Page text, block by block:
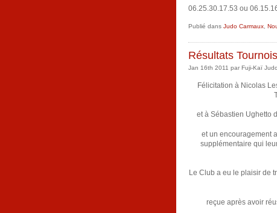
06.25.30.17.53 ou
Publié dans Judo Carmaux
Résultats
Jan 16th 2011 par Fuji-Kaï Judo.
Félicitation à Nicolas
et à Sébastien Ughetto
et un encouragement
supplémentaire qui
Le Club a eu le plaisir de
reçue après avoir